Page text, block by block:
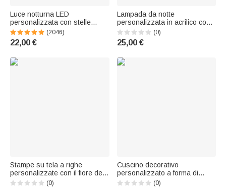
Luce notturna LED
personalizzata con stelle
nuvole e animali base in legno
decorazione cameretta regalo
di compleanno e babyshower
(2046)
22,00 €
Lampada da notte
personalizzata in acrilico con
LED “Fairy Moon” e fiore del
mese di nascita, con nome e
base in legno – Regalo di
(0)
25,00 €
Stampe su tela a righe
personalizzate con il fiore del
mese di nascita e il nome -
(0)
Cuscino decorativo
personalizzato a forma di
mamma orsa e cuccioli, con
(0)